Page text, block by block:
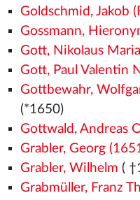
Goldschmid, Jakob
Gossmann,
Gott, Nikolaus
Gott, Paul Valentin
Gottbewahr,
(*1650)
Gottwald, Andreas
Grabler, Georg
Grabler, Wilhelm (
Grabmüller, Franz